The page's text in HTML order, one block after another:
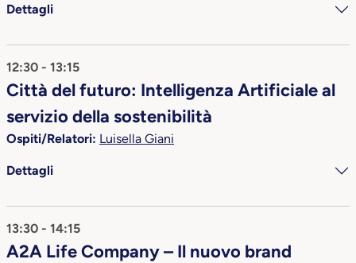
Dettagli
12:30 - 13:15
Città del futuro: Intelligenza Artificiale al
servizio della sostenibilità
Ospiti/Relatori: Luisella Giani
Dettagli
13:30 - 14:15
A2A Life Company – Il nuovo brand